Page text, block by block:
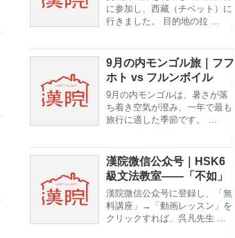
に参加し、西藏（チベット）に
行きました。 目的地の拉 …
9月の内モンゴル旅｜フフ
ホト vs フルンボイル
9月の内モンゴルは、暑さが落
ち着き空気が澄み、一年で最も
旅行に適した季節です。 …
漢院微信公众号｜HSK6
級文法教室——「不如」
漢院微信公众号に登録し、「無
料講座」→「動画レッスン」を
クリックすれば、呉凡先生 …